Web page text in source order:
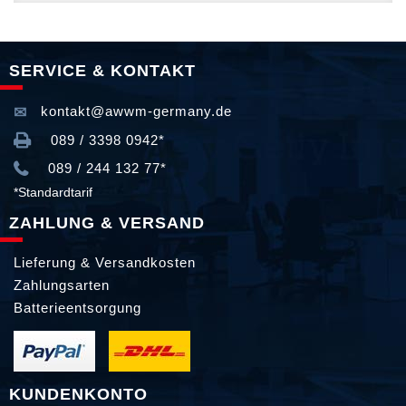
SERVICE & KONTAKT
kontakt@awwm-germany.de
089 / 3398 0942*
089 / 244 132 77*
*Standardtarif
ZAHLUNG & VERSAND
Lieferung & Versandkosten
Zahlungsarten
Batterieentsorgung
KUNDENKONTO